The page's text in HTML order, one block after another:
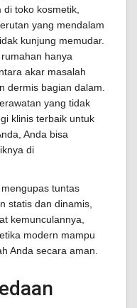
toko kosmetik,
yang mendalam
kunjung memudar.
hanya
akar masalah
dermis bagian dalam.
yang tidak
klinis terbaik untuk
Anda bisa
di
tuntas
statis dan dinamis,
kemunculannya,
modern mampu
Anda secara aman.